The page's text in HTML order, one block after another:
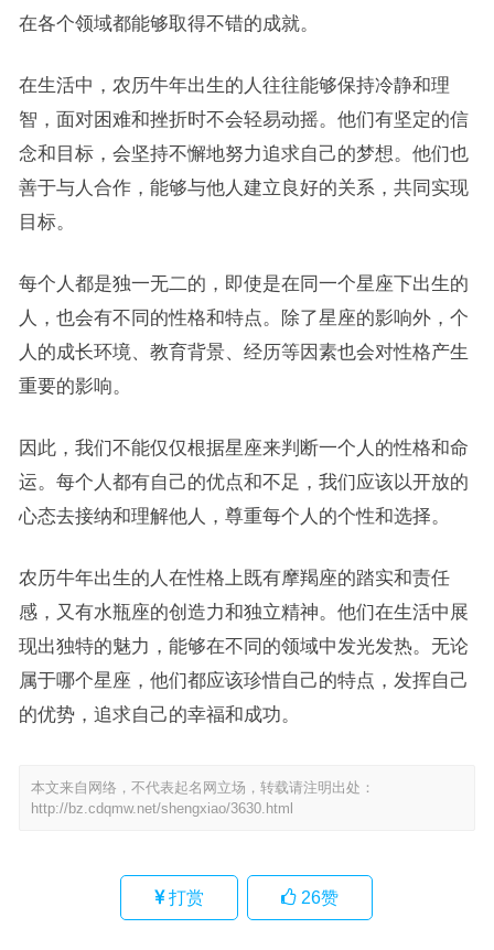
在各个领域都能够取得不错的成就。
在生活中，农历牛年出生的人往往能够保持冷静和理
智，面对困难和挫折时不会轻易动摇。他们有坚定的信
念和目标，会坚持不懈地努力追求自己的梦想。他们也
善于与人合作，能够与他人建立良好的关系，共同实现
目标。
每个人都是独一无二的，即使是在同一个星座下出生的
人，也会有不同的性格和特点。除了星座的影响外，个
人的成长环境、教育背景、经历等因素也会对性格产生
重要的影响。
因此，我们不能仅仅根据星座来判断一个人的性格和命
运。每个人都有自己的优点和不足，我们应该以开放的
心态去接纳和理解他人，尊重每个人的个性和选择。
农历牛年出生的人在性格上既有摩羯座的踏实和责任
感，又有水瓶座的创造力和独立精神。他们在生活中展
现出独特的魅力，能够在不同的领域中发光发热。无论
属于哪个星座，他们都应该珍惜自己的特点，发挥自己
的优势，追求自己的幸福和成功。
本文来自网络，不代表起名网立场，转载请注明出处：
http://bz.cdqmw.net/shengxiao/3630.html
打赏 26赞